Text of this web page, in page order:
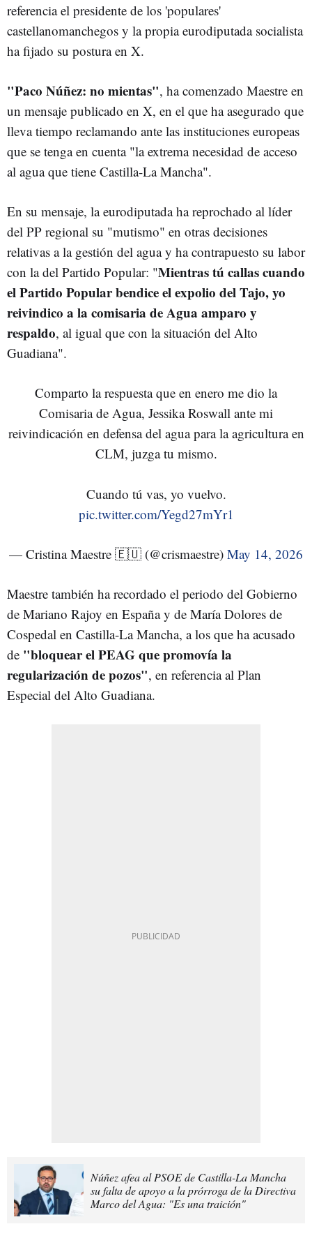
referencia el presidente de los 'populares'
castellanomanchegos y la propia eurodiputada socialista
ha fijado su postura en X.
"Paco Núñez: no mientas", ha comenzado Maestre en
un mensaje publicado en X, en el que ha asegurado que
lleva tiempo reclamando ante las instituciones europeas
que se tenga en cuenta "la extrema necesidad de acceso
al agua que tiene Castilla-La Mancha".
En su mensaje, la eurodiputada ha reprochado al líder
del PP regional su "mutismo" en otras decisiones
relativas a la gestión del agua y ha contrapuesto su labor
con la del Partido Popular: "Mientras tú callas cuando
el Partido Popular bendice el expolio del Tajo, yo
reivindico a la comisaria de Agua amparo y
respaldo, al igual que con la situación del Alto
Guadiana".
Comparto la respuesta que en enero me dio la
Comisaria de Agua, Jessika Roswall ante mi
reivindicación en defensa del agua para la agricultura en
CLM, juzga tu mismo.
Cuando tú vas, yo vuelvo.
pic.twitter.com/Yegd27mYr1
— Cristina Maestre 🇪🇺 (@crismaestre) May 14, 2026
Maestre también ha recordado el periodo del Gobierno
de Mariano Rajoy en España y de María Dolores de
Cospedal en Castilla-La Mancha, a los que ha acusado
de "bloquear el PEAG que promovía la
regularización de pozos", en referencia al Plan
Especial del Alto Guadiana.
Núñez afea al PSOE de Castilla-La Mancha
su falta de apoyo a la prórroga de la Directiva
Marco del Agua: "Es una traición"